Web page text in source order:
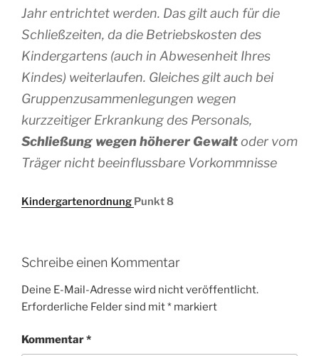
Jahr entrichtet werden. Das gilt auch für die
Schließzeiten, da die Betriebskosten des
Kindergartens (auch in Abwesenheit Ihres
Kindes) weiterlaufen. Gleiches gilt auch bei
Gruppenzusammenlegungen wegen
kurzzeitiger Erkrankung des Personals,
Schließung wegen höherer Gewaltoder vom
Träger nicht beeinflussbare Vorkommnisse
Kindergartenordnung Punkt 8
Schreibe einen Kommentar
Deine E-Mail-Adresse wird nicht veröffentlicht.
Erforderliche Felder sind mit* markiert
Kommentar*